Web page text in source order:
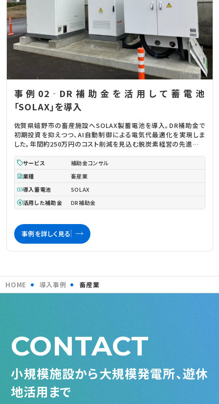
事例02‐DR補助金を活用して蓄電池
「SOLAX」を導入
佐賀県嬉野市の畜産施設へSOLAX製蓄電池を導入。DR補助金で
初期投資を抑えつつ、AI自動制御による電気代最適化を実現しま
した。年間約250万円のコスト削減を見込む脱炭素経営の先進モデ
サービス
補助金コンサル
業種
畜産業
導入蓄電池
SOLAX
活用した補助金
DR補助金
事例を詳しく見る
HOME 導入事例 畜産業
CONTACT
小規模施設から大規模発電所、遊休
地活用まで